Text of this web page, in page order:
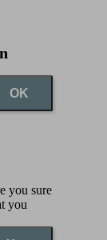
OK
you sure
you